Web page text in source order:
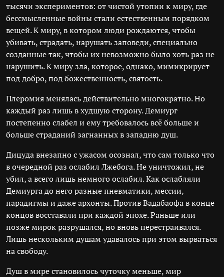
тысячи экспериментов: от чистой утопии к миру, где
бессмысленные войны стали естественным порядком
вещей. К миру, в котором люди рождаются, чтобы
убивать, страдать, нарушать заповеди, специально
созданные так, чтобы их невозможно было хоть раз не
нарушить. К миру зла, которое, однако, мимикрирует
под добро, под божественность, святость.
Плеромия менялась действительно многократно. Но
каждый раз лишь в худшую сторону. Демиург
постепенно слабел и ему требовалось всё больше и
больше страданий загнанных в западню душ.
Дицуда внезапно с ужасом осознал, что сам только что
в очередной раз ослабил Лжебога. Не уничтожил, не
убил, а всего лишь немного ослабил. Как ослабляли
Демиурга до него разные пневматики, мессии,
парадигмы и даже архонты. Против Вадабаофа в конце
концов восставали при каждой эпохе. Раньше или
позже мирок разрушался, но вновь перестраивался.
Лишь нескольким душам удавалось при этом вырваться
на свободу.
Душ в мире становилось чуточку меньше, мир